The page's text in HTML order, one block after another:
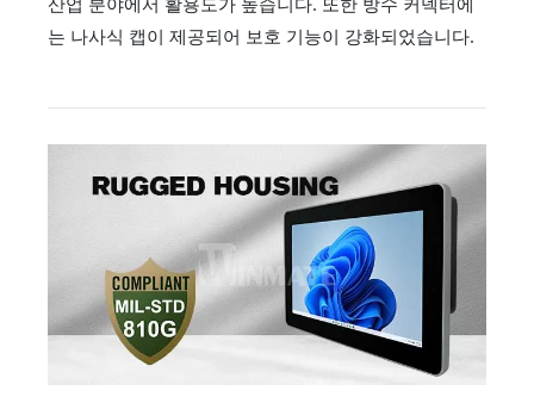
는 나사식 캡이 제공되어 보호 기능이 강화되었습니다.